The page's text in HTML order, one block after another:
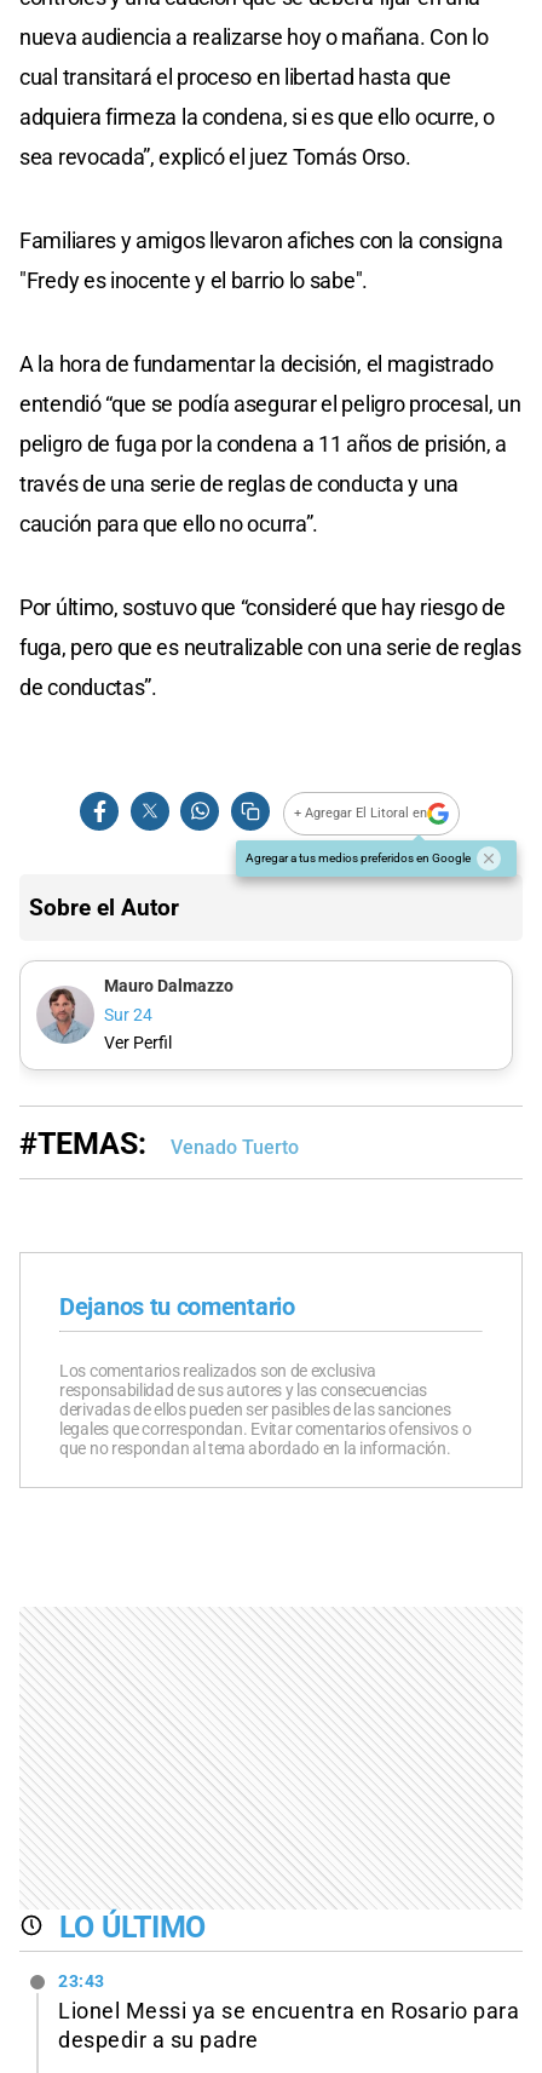
nueva audiencia a realizarse hoy o mañana. Con lo
cual transitará el proceso en libertad hasta que
adquiera firmeza la condena, si es que ello ocurre, o
sea revocada”, explicó el juez Tomás Orso.
Familiares y amigos llevaron afiches con la consigna
"Fredy es inocente y el barrio lo sabe".
A la hora de fundamentar la decisión, el magistrado
entendió “que se podía asegurar el peligro procesal, un
peligro de fuga por la condena a 11 años de prisión, a
través de una serie de reglas de conducta y una
caución para que ello no ocurra”.
Por último, sostuvo que “consideré que hay riesgo de
fuga, pero que es neutralizable con una serie de reglas
de conductas”.
+ Agregar El Litoral en
Agregar a tus medios preferidos en Google
Sobre el Autor
Mauro Dalmazzo
Sur 24
Ver Perfil
#TEMAS: Venado Tuerto
Dejanos tu comentario
Los comentarios realizados son de exclusiva
responsabilidad de sus autores y las consecuencias
derivadas de ellos pueden ser pasibles de las sanciones
legales que correspondan. Evitar comentarios ofensivos o
que no respondan al tema abordado en la información.
LO ÚLTIMO
23:43
Lionel Messi ya se encuentra en Rosario para
despedir a su padre